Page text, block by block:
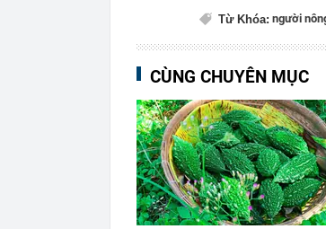
Từ Khóa: người
CÙNG CHUYÊN MỤC